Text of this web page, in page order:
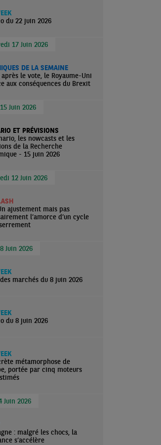
du 22 juin 2026
17 Juin 2026
DE LA SEMAINE
après le vote, le Royaume-Uni
aux conséquences du Brexit
Juin 2026
ET PRÉVISIONS
les nowcasts et les
de la Recherche
- 15 juin 2026
12 Juin 2026
ajustement mais pas
l’amorce d’un cycle
Juin 2026
marchés du 8 juin 2026
du 8 juin 2026
métamorphose de
portée par cinq moteurs
Juin 2026
: malgré les chocs, la
s’accélère